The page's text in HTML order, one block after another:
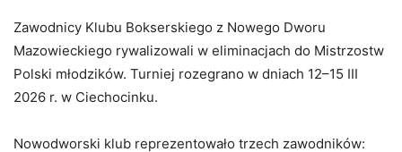
Zawodnicy Klubu Bokserskiego z Nowego Dworu
Mazowieckiego rywalizowali w eliminacjach do Mistrzostw
Polski młodzików. Turniej rozegrano w dniach 12–15 III
2026 r. w Ciechocinku.
Nowodworski klub reprezentowało trzech zawodników: